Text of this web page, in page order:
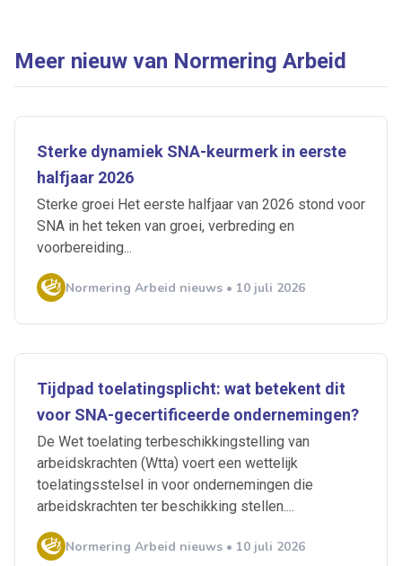
Meer nieuw van Normering Arbeid
Sterke dynamiek SNA-keurmerk in eerste
halfjaar 2026
Sterke groei Het eerste halfjaar van 2026 stond voor
SNA in het teken van groei, verbreding en
voorbereiding...
Normering Arbeid nieuws • 10 juli 2026
Tijdpad toelatingsplicht: wat betekent dit
voor SNA-gecertificeerde ondernemingen?
De Wet toelating terbeschikkingstelling van
arbeidskrachten (Wtta) voert een wettelijk
toelatingsstelsel in voor ondernemingen die
arbeidskrachten ter beschikking stellen....
Normering Arbeid nieuws • 10 juli 2026